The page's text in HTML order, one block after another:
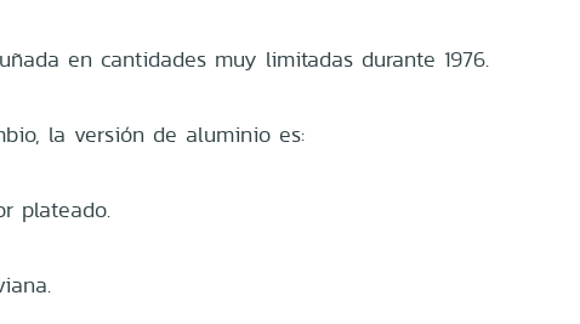
en cantidades muy limitadas durante 1976.
la versión de aluminio es:
plateado.